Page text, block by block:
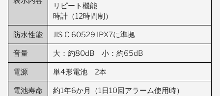
リピート機能
時計（12時間制）
防水性能
JIS C 60529 IPX7に準拠
音量
大：約80dB 小：約65dB
電源
単4形電池 2本
電池寿命
約1年6か月（1日10回アラーム使用時）